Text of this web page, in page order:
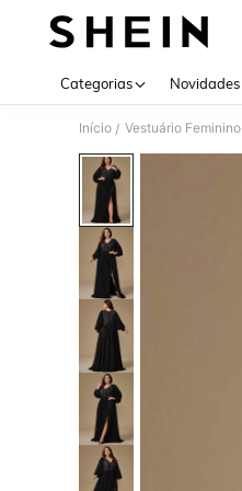
Categorias Novidades
Início / Vestuário Feminino